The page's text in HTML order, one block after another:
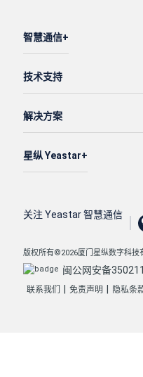
智慧通信
技术支持
解决方案
星纵 Yeastar
关注 Yeastar 智慧通信
版权所有©2026厦门星纵数字科技
闽公网安备
联系我们 | 免责声明 | 隐私条